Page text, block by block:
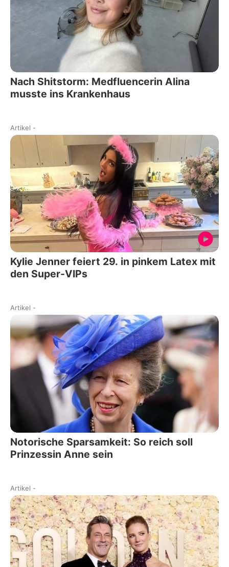
Nach Shitstorm: Medfluencerin Alina
musste ins Krankenhaus
Artikel -
Kylie Jenner feiert 29. in pinkem Latex mit
den Super-VIPs
Artikel -
Notorische Sparsamkeit: So reich soll
Prinzessin Anne sein
Artikel -